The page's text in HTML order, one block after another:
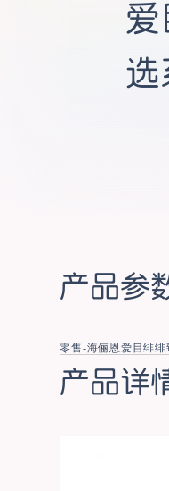
爱
选
产品参
零售-海俪恩爱目绯绯
产品详